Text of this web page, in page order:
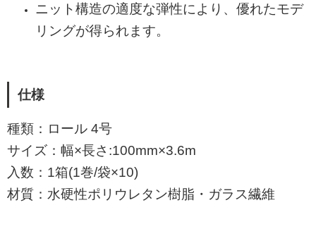
ニット構造の適度な弾性により、優れたモデ
リングが得られます。
仕様
種類：ロール 4号
サイズ：幅×長さ:100mm×3.6m
入数：1箱(1巻/袋×10)
材質：水硬性ポリウレタン樹脂・ガラス繊維